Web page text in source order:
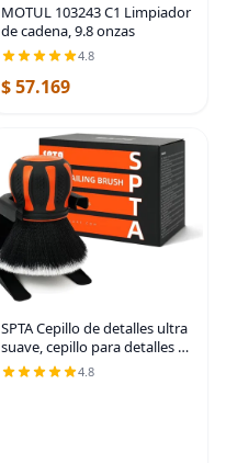
MOTUL 103243 C1 Limpiador
de cadena, 9.8 onzas
4.8
$ 57.169
SPTA Cepillo de detalles ultra
suave, cepillo para detalles de
coche, mango naranja XL
4.8